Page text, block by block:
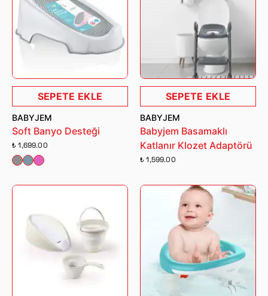
SEPETE EKLE
BABYJEM
Soft Banyo Desteği
₺ 1,699.00
SEPETE EKLE
BABYJEM
Babyjem Basamaklı
Katlanır Klozet Adaptörü
₺ 1,599.00